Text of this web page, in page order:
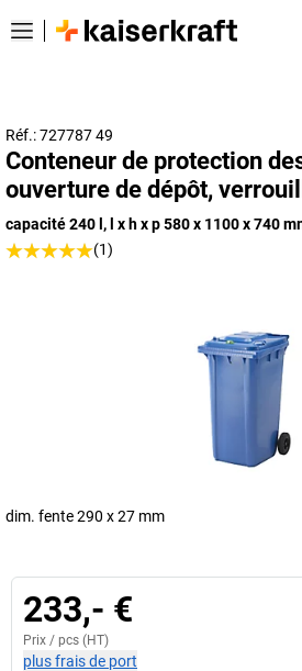
Réf.: 727787 49
Conteneur de protection
ouverture de dépôt,
capacité 240 l, l x h x p 580 x 1100 x 740
(1)
dim. fente 290 x 27 mm
233,- €
Prix / pcs (HT)
plus frais de port